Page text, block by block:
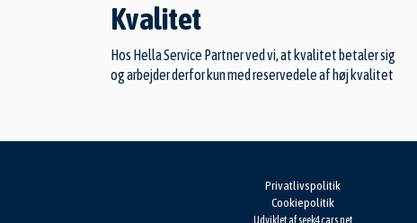
Kvalitet
Hos Hella Service Partner ved vi, at kvalitet betaler sig
og arbejder derfor kun med reservedele af høj kvalitet
Privatlivspolitik
Cookiepolitik